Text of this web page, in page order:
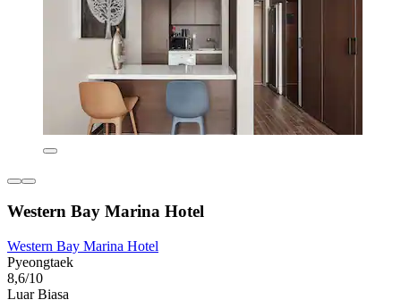
Western Bay Marina Hotel
Western Bay Marina Hotel
Pyeongtaek
8,6/10
Luar Biasa